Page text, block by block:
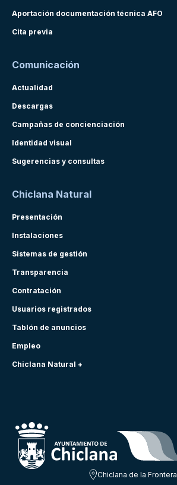
Aportación documentación técnica AFO
Cita previa
Comunicación
Actualidad
Descargas
Campañas de concienciación
Identidad visual
Sugerencias y consultas
Chiclana Natural
Presentación
Instalaciones
Sistemas de gestión
Transparencia
Contratación
Usuarios registrados
Tablón de anuncios
Empleo
Chiclana Natural +
Chiclana de la Frontera